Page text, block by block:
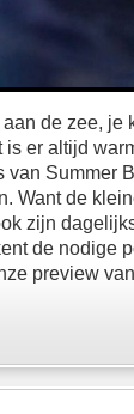
de zee, je
is er altijd
van Summer
Want de
zijn
de nodige
preview